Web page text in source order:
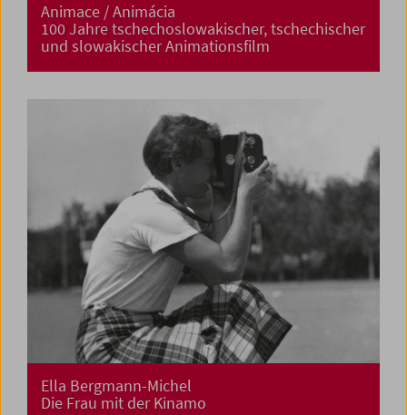
Animace / Animácia
100 Jahre tschechoslowakischer, tschechischer
und slowakischer Animationsfilm
Ella Bergmann-Michel
Die Frau mit der Kinamo